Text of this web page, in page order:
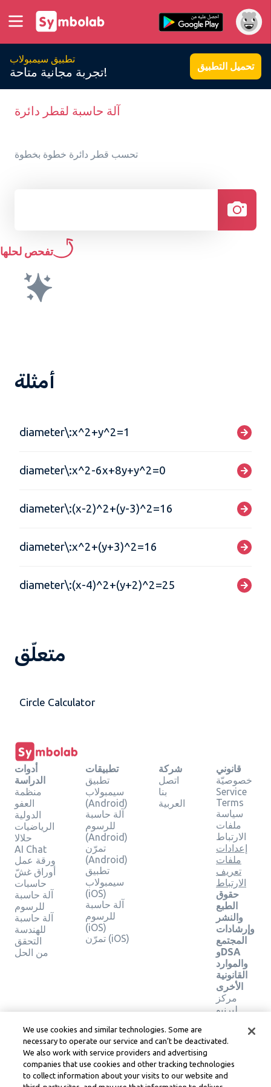
تطبيق سيمبولاب
تجربة مجانية متاحة! تحميل التطبيق
آلة حاسبة لقطر دائرة
تحسب قطر دائرة خطوة بخطوة
تفحص لحلها
أمثلة
diameter\:x^2+y^2=1
diameter\:x^2-6x+8y+y^2=0
diameter\:(x-2)^2+(y-3)^2=16
diameter\:x^2+(y+3)^2=16
diameter\:(x-4)^2+(y+2)^2=25
متعلّق
Circle Calculator
أدوات
الدراسة
منظمة
العفو
الدولية
الرياضيات
حلالا
AI Chat
ورقة عمل
أوراق غشّ
حاسبات
آلة حاسبة
للرسوم
آلة حاسبة
للهندسة
التحقق
من الحل
تطبيقات
تطبيق
سيمبولاب
(Android)
آلة حاسبة
للرسوم
(Android)
تمرّن
(Android)
تطبيق
سيمبولاب
(iOS)
آلة حاسبة
للرسوم
(iOS)
تمرّن (iOS)
شركة
اتصل
بنا
العربية
قانوني
خصوصيّة
Service
Terms
سياسة
ملفات
الارتباط
إعدادات
ملفات
تعريف
الارتباط
حقوق
الطبع
والنشر
وإرشادات
المجتمع
وDSA
والموارد
القانونية
الأخرى
مركز
ليرنيو
خدمة
Symbolab, a Learneo, Inc. business
We use cookies and similar technologies. Some are
necessary to operate our service and can’t be deactivated.
We also work with service providers and advertising
companies that use cookies and other tracking technologies
to collect information about your visits to our website and